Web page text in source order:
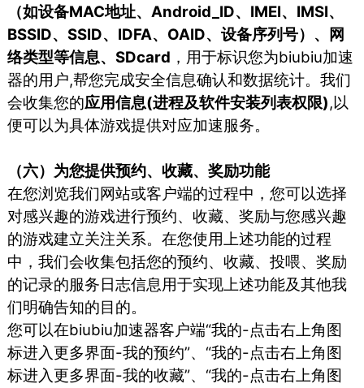
（如设备MAC地址、Android_ID、IMEI、IMSI、
BSSID、SSID、IDFA、OAID、设备序列号）、网
络类型等信息、SDcard ，用于标识您为biubiu加速
器的用户,帮您完成安全信息确认和数据统计。我们
会收集您的应用信息(进程及软件安装列表权限),以
便可以为具体游戏提供对应加速服务。
（六）为您提供预约、收藏、奖励功能
在您浏览我们网站或客户端的过程中，您可以选择
对感兴趣的游戏进行预约、收藏、奖励与您感兴趣
的游戏建立关注关系。在您使用上述功能的过程
中，我们会收集包括您的预约、收藏、投喂、奖励
的记录的服务日志信息用于实现上述功能及其他我
们明确告知的目的。
您可以在biubiu加速器客户端“我的-点击右上角图
标进入更多界面-我的预约”、“我的-点击右上角图
标进入更多界面-我的收藏”、“我的-点击右上角图